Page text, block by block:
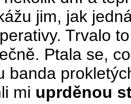
jim, jak
Trvalo
Ptala se,
banda
mi uprděnou